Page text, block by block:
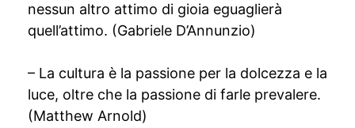
nessun altro attimo di gioia eguaglierà
quell’attimo. (Gabriele D’Annunzio)
– La cultura è la passione per la dolcezza e la
luce, oltre che la passione di farle prevalere.
(Matthew Arnold)